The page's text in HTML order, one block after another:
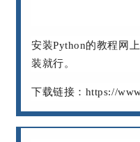
安装Python的教程网
装就行。
下载链接： https://